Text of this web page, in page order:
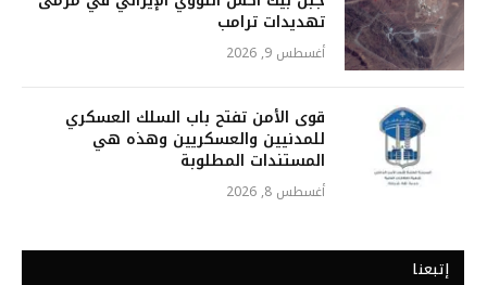
تهديدات ترامب
أغسطس 9, 2026
قوى الأمن تفتح باب السلك العسكري
للمدنيين والعسكريين وهذه هي
المستندات المطلوبة
أغسطس 8, 2026
إتبعنا